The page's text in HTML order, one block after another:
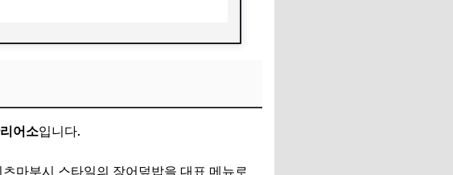
어소입니다.
마부시 스타일의 장어덮밥을 대표 메뉴로